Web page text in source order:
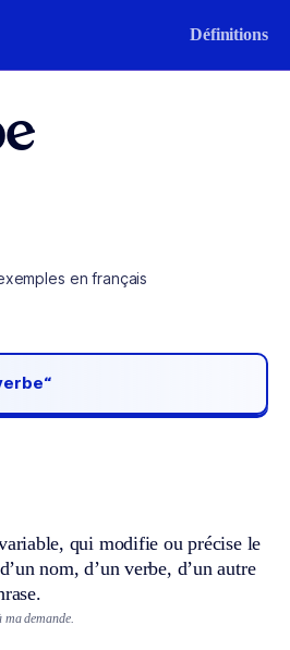
Définitions
en français
qui modifie ou précise le
nom, d’un verbe, d’un autre
demande.